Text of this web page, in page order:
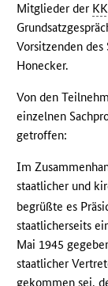
Mitglieder der
Vorsitzenden des
Honecker.
Von den
einzelnen
getroffen:
Im
staatlicher und
begrüßte es
staatlicherseits
Mai 1945
staatlicher
gekommen sei,